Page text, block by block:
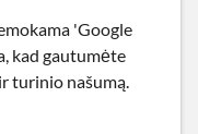
'Google
kad gautumėte
turinio našumą.